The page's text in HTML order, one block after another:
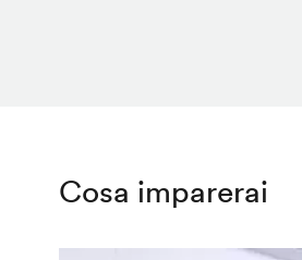
Cosa imparerai